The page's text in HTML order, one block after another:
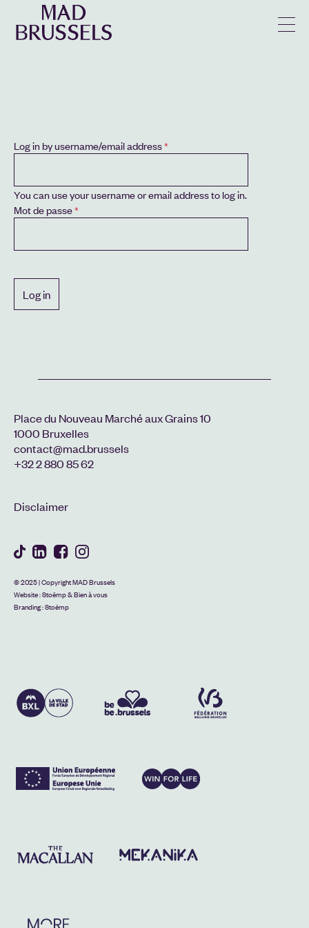
Log in by username/email address
You can use your username or email address to log in.
Mot de passe
Place du Nouveau Marché aux Grains 10
1000 Bruxelles
contact@mad.brussels
+32 2 880 85 62
Disclaimer
© 2025 | Copyright MAD Brussels
Website :Stoëmp&Bien à vous
Branding :Stoëmp